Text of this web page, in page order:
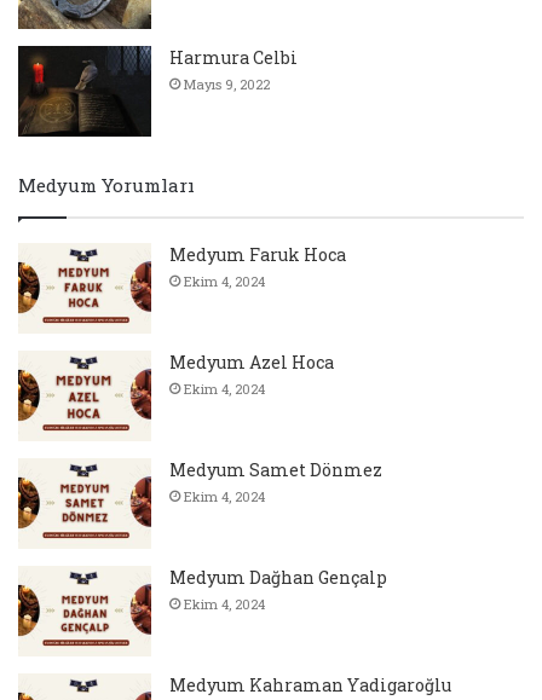
Harmura Celbi
Mayıs 9, 2022
Medyum Yorumları
Medyum Faruk Hoca
Ekim 4, 2024
Medyum Azel Hoca
Ekim 4, 2024
Medyum Samet Dönmez
Ekim 4, 2024
Medyum Dağhan Gençalp
Ekim 4, 2024
Medyum Kahraman Yadigaroğlu